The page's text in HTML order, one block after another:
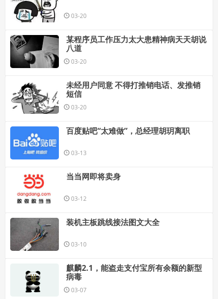
03-20
某程序员工作压力太大患精神病天天胡说
八道
03-20
未经用户同意 不得打推销电话、发推销
短信
03-20
百度贴吧“太难做”，总经理胡玥离职
03-13
当当网即将卖身
03-12
装机主板跳线接法图文大全
03-10
麒麟2.1，能盗走支付宝所有余额的新型
病毒
03-07